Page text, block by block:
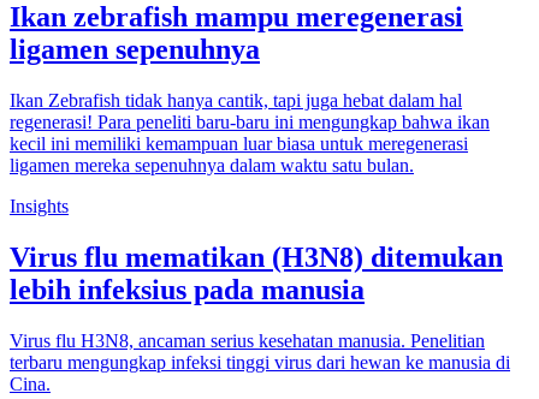
Ikan zebrafish mampu meregenerasi
ligamen sepenuhnya
Ikan Zebrafish tidak hanya cantik, tapi juga hebat dalam hal
regenerasi! Para peneliti baru-baru ini mengungkap bahwa ikan
kecil ini memiliki kemampuan luar biasa untuk meregenerasi
ligamen mereka sepenuhnya dalam waktu satu bulan.
Insights
Virus flu mematikan (H3N8) ditemukan
lebih infeksius pada manusia
Virus flu H3N8, ancaman serius kesehatan manusia. Penelitian
terbaru mengungkap infeksi tinggi virus dari hewan ke manusia di
Cina.